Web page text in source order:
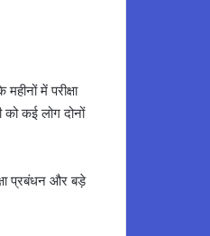
में परीक्षा
कई लोग दोनों
प्रबंधन और बड़े